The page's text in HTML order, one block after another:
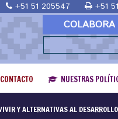
+51 51 205547 +51
COLABORA
CONTACTO NUESTRAS
Y ALTERNATIVAS AL DESARROLLO
y culturas